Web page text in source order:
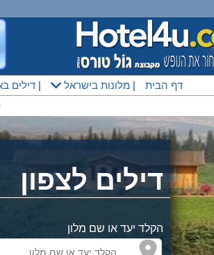
דילים| מלונות בישראל| דף הבית
דילים לצפון
הקלד יעד או שם מלון